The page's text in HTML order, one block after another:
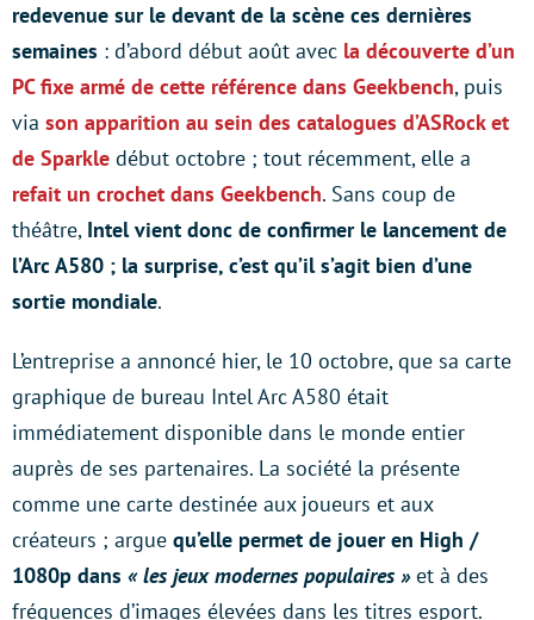
redevenue sur le devant de la scène ces dernières
semaines : d’abord début août avec la découverte d’un
PC fixe armé de cette référence dans Geekbench, puis
via son apparition au sein des catalogues d’ASRock et
de Sparkle début octobre ; tout récemment, elle a
refait un crochet dans Geekbench. Sans coup de
théâtre, Intel vient donc de confirmer le lancement de
l’Arc A580 ; la surprise, c’est qu’il s’agit bien d’une
sortie mondiale.
L’entreprise a annoncé hier, le 10 octobre, que sa carte
graphique de bureau Intel Arc A580 était
immédiatement disponible dans le monde entier
auprès de ses partenaires. La société la présente
comme une carte destinée aux joueurs et aux
créateurs ; argue qu’elle permet de jouer en High /
1080p dans « les jeux modernes populaires »et à des
fréquences d’images élevées dans les titres esport.